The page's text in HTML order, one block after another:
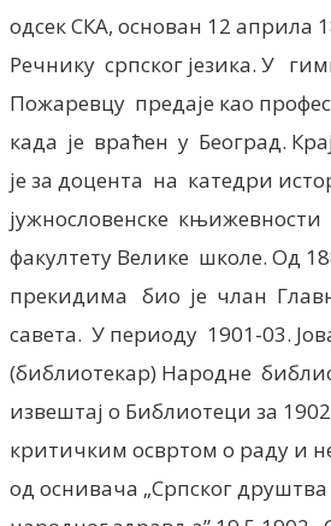
одсек СКА, основан 12 априла
Речнику српског језика. У
Пожаревцу предаје као
када је враћен у Београд.
је за доцента на катедри
јужнословенске
факултету Велике школе. Од
прекидима био је члан
савета. У периоду 1901-03.
(библиотекар) Народне
извештај о Библиотеци за
критичким освртом о раду и
од оснивача „Српског